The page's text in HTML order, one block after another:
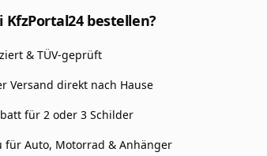
KfzPortal24 bestellen?
& TÜV-geprüft
Versand direkt nach Hause
für 2 oder 3 Schilder
für Auto, Motorrad & Anhänger